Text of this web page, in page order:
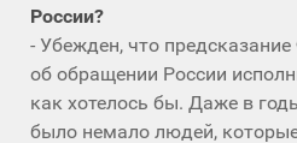
России?
- Убежден, что
об обращении России
как хотелось бы. Даже в
было немало людей,